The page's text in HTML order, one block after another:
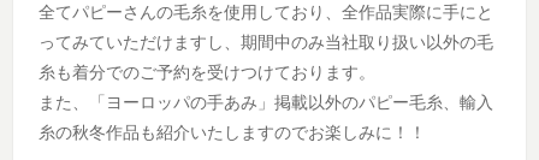
全てパピーさんの毛糸を使用しており、全作品実際に手にと
ってみていただけますし、期間中のみ当社取り扱い以外の毛
糸も着分でのご予約を受けつけております。
また、「ヨーロッパの手あみ」掲載以外のパピー毛糸、輸入
糸の秋冬作品も紹介いたしますのでお楽しみに！！